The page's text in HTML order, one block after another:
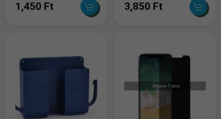
1,450 Ft 3,850 Ft